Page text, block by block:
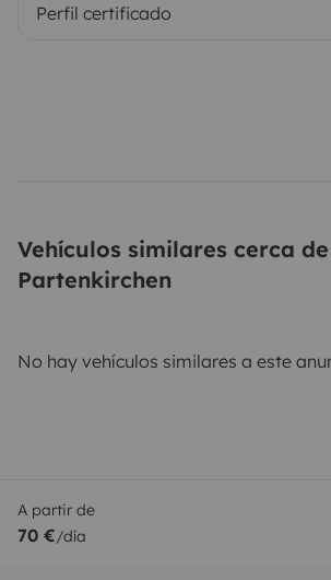
Perfil certificado
Vehículos similares cerca
Partenkirchen
No hay vehículos similares a este
A partir de
70 €/día